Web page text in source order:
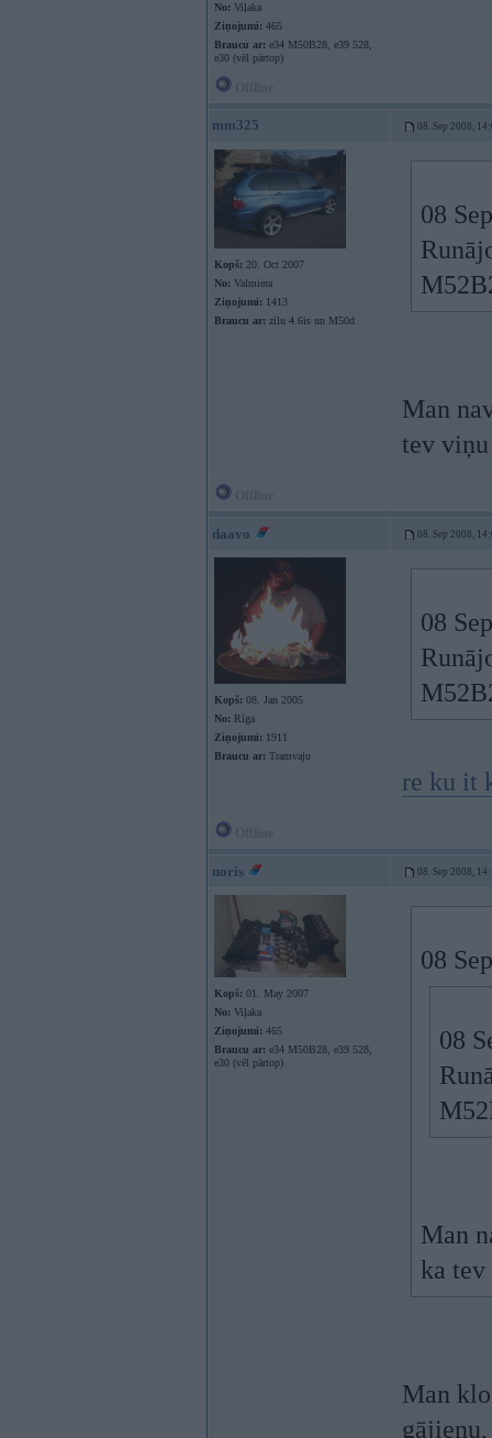
No: Viļaka
Ziņojumi: 465
Braucu ar: e34 M50B28, e39 528,
e30 (vēl pārtop)
mm325 08. Sep 2008,
Kopš: 20. Oct 2007
No: Valmiera
Ziņojumi: 1413
Braucu ar: zilu 4.6is un M50d
08
Man
tev
daavo 08. Sep 2008,
Kopš: 08. Jan 2005
No: Rīga
Ziņojumi: 1911
Braucu ar: Tramvaju
08
re ku it
noris 08. Sep 2008,
Kopš: 01. May 2007
No: Viļaka
Ziņojumi: 465
Braucu ar: e34 M50B28, e39 528,
e30 (vēl pārtop)
08
08
Man
ka
Man